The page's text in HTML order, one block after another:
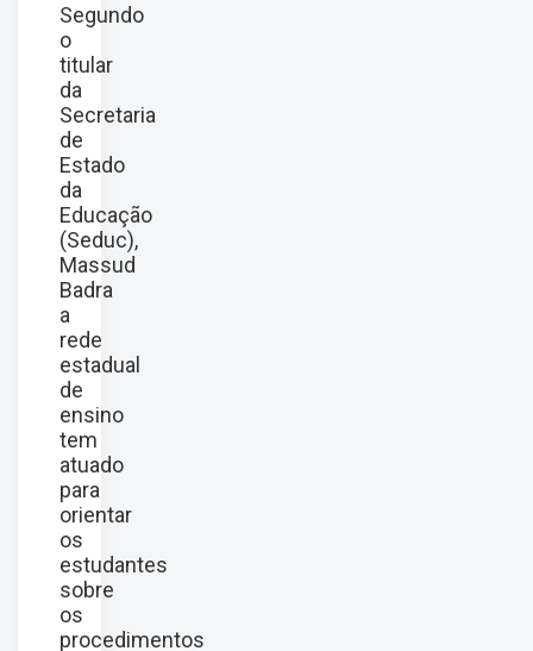
Segundo
o
titular
da
Secretaria
de
Estado
da
Educação
(Seduc),
Massud
Badra
a
rede
estadual
de
ensino
tem
atuado
para
orientar
os
estudantes
sobre
os
procedimentos